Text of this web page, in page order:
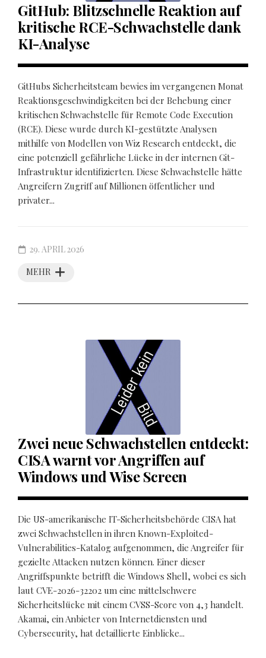
GitHub: Blitzschnelle Reaktion auf
kritische RCE-Schwachstelle dank
KI-Analyse
GitHubs Sicherheitsteam bewies im vergangenen Monat
Reaktionsgeschwindigkeiten bei der Behebung einer
kritischen Schwachstelle für Remote Code Execution
(RCE). Diese wurde durch KI-gestützte Analysen
mithilfe von Modellen von Wiz Research entdeckt, die
eine potenziell gefährliche Lücke in der internen Git-
Infrastruktur identifizierten. Diese Schwachstelle hätte
Angreifern Zugriff auf Millionen öffentlicher und
privater...
MEHR
29. APRIL 2026
Zwei neue Schwachstellen entdeckt:
CISA warnt vor Angriffen auf
Windows und Wise Screen
Die US-amerikanische IT-Sicherheitsbehörde CISA hat
zwei Schwachstellen in ihren Known-Exploited-
Vulnerabilities-Katalog aufgenommen, die Angreifer für
gezielte Attacken nutzen können. Einer dieser
Angriffspunkte betrifft die Windows Shell, wobei es sich
laut CVE-2026-32202 um eine mittelschwere
Sicherheitslücke mit einem CVSS-Score von 4,3 handelt.
Akamai, ein Anbieter von Internetdiensten und
Cybersecurity, hat detaillierte Einblicke...